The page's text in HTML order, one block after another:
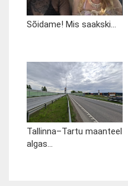
Sõidame! Mis saakski...
Tallinna–Tartu maanteel
algas...